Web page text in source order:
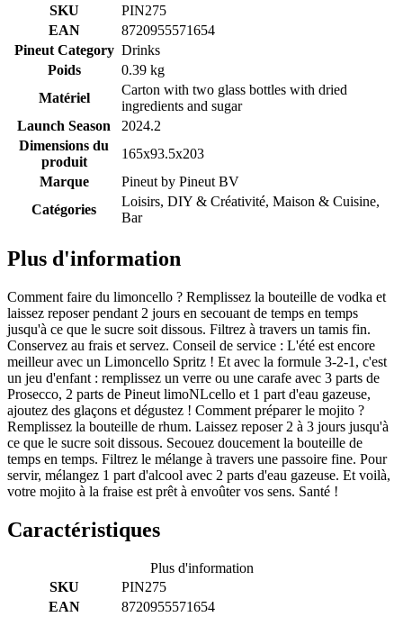
SKU
PIN275
EAN
8720955571654
Pineut Category Drinks
Poids
0.39 kg
Matériel
Carton with two glass bottles with dried
ingredients and sugar
Launch Season
2024.2
Dimensions du
produit
165x93.5x203
Marque
Pineut by Pineut BV
Catégories
Loisirs, DIY & Créativité, Maison & Cuisine,
Bar
Plus d'information
Comment faire du limoncello ? Remplissez la bouteille de vodka et
laissez reposer pendant 2 jours en secouant de temps en temps
jusqu'à ce que le sucre soit dissous. Filtrez à travers un tamis fin.
Conservez au frais et servez. Conseil de service : L'été est encore
meilleur avec un Limoncello Spritz ! Et avec la formule 3-2-1, c'est
un jeu d'enfant : remplissez un verre ou une carafe avec 3 parts de
Prosecco, 2 parts de Pineut limoNLcello et 1 part d'eau gazeuse,
ajoutez des glaçons et dégustez ! Comment préparer le mojito ?
Remplissez la bouteille de rhum. Laissez reposer 2 à 3 jours jusqu'à
ce que le sucre soit dissous. Secouez doucement la bouteille de
temps en temps. Filtrez le mélange à travers une passoire fine. Pour
servir, mélangez 1 part d'alcool avec 2 parts d'eau gazeuse. Et voilà,
votre mojito à la fraise est prêt à envoûter vos sens. Santé !
Caractéristiques
Plus d'information
SKU
PIN275
EAN
8720955571654